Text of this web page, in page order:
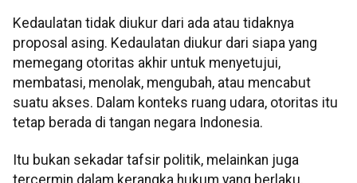
Kedaulatan tidak diukur dari ada atau tidaknya
proposal asing. Kedaulatan diukur dari siapa yang
memegang otoritas akhir untuk menyetujui,
membatasi, menolak, mengubah, atau mencabut
suatu akses. Dalam konteks ruang udara, otoritas itu
tetap berada di tangan negara Indonesia.
Itu bukan sekadar tafsir politik, melainkan juga